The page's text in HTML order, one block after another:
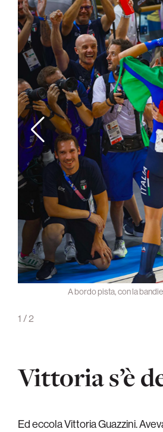
A bordo pista, con la
1 /2
Vittoria s’è
Ed eccola Vittoria Guazzini.